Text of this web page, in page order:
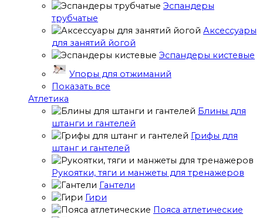
Эспандеры
трубчатые
Аксессуары
для занятий йогой
Эспандеры кистевые
Упоры для отжиманий
Показать все
Атлетика
Блины для
штанги и гантелей
Грифы для
штанг и гантелей
Рукоятки, тяги и манжеты для тренажеров
Гантели
Гири
Пояса атлетические